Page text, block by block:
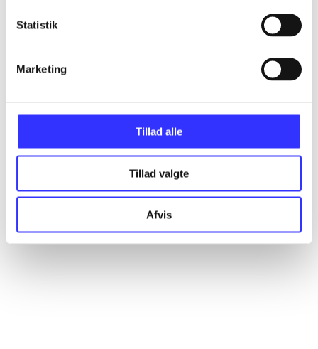
Statistik
Marketing
Tillad alle
Tillad valgte
Afvis
Alle registrerede artikler fordelt på udgivelser
...
...
...